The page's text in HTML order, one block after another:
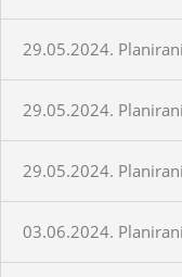
29.05.2024.
29.05.2024.
29.05.2024.
03.06.2024.